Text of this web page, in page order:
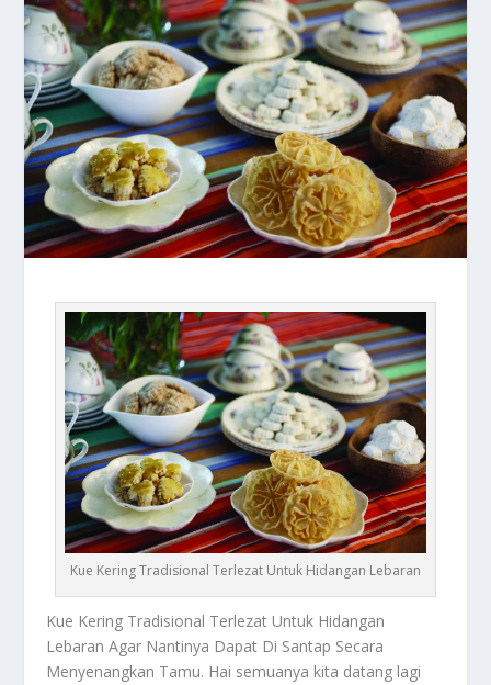
Kue Kering Tradisional Terlezat Untuk Hidangan Lebaran
Kue Kering Tradisional Terlezat Untuk Hidangan
Lebaran Agar Nantinya Dapat Di Santap Secara
Menyenangkan Tamu. Hai semuanya kita datang lagi